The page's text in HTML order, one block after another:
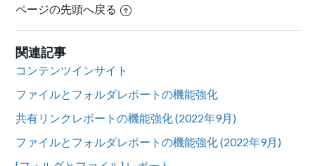
ページの先頭へ戻る
関連記事
コンテンツインサイト
ファイルとフォルダレポートの機能強化
共有リンクレポートの機能強化 (2022年9月)
ファイルとフォルダレポートの機能強化 (2022年9月)